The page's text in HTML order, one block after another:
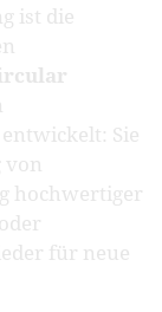
ist die
Sie
von
hochwertiger
für neue